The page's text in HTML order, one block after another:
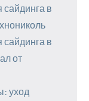
сайдинга в
сайдинга в
от
уход